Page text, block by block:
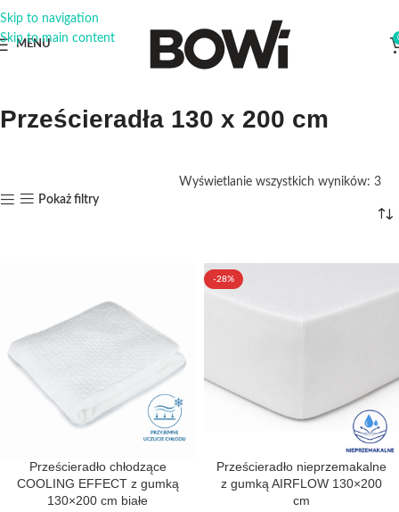
Skip to navigation
Skip to main content
MENU
Prześcieradła 130 x 200 cm
Pokaż filtry
Wyświetlanie wszystkich wyników: 3
Prześcieradło chłodzące
COOLING EFFECT z gumką
130×200 cm białe
-28%
Prześcieradło nieprzemakalne
z gumką AIRFLOW 130×200
cm